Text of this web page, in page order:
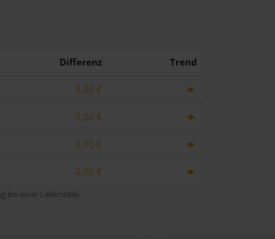
Differenz Trend
0,00 €
0,00 €
0,00 €
0,00 €
bei einer Lieferstelle.